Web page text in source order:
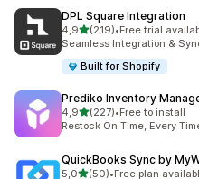
DPL Square Integration
4,9de 5 estrelas
(219)
219 total de avaliações
•Free trial
Seamless Integration &
Built for Shopify
Prediko Inventory
4,9de 5 estrelas
(227)
227 total de avaliações
•Free to install
Restock On Time, Every
QuickBooks Sync by
5,0de 5 estrelas
(50)•Free plan